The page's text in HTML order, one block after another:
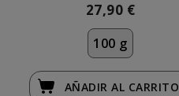
27,90 €
100 g
AÑADIR AL CARRITO